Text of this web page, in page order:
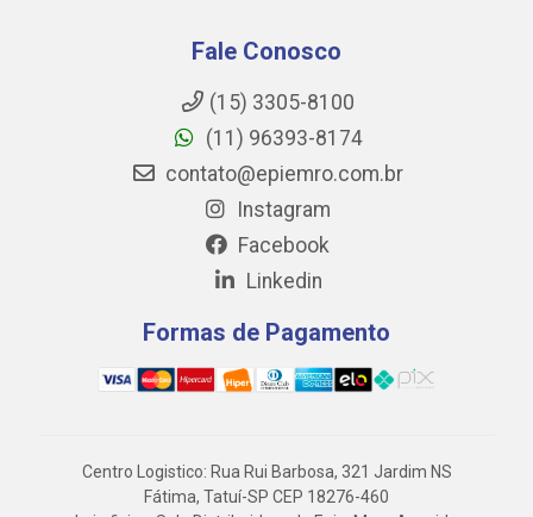
Fale Conosco
(15) 3305-8100
(11) 96393-8174
contato@epiemro.com.br
Instagram
Facebook
Linkedin
Formas de Pagamento
Centro Logistico: Rua Rui Barbosa, 321 Jardim NS
Fátima, Tatuí-SP CEP 18276-460